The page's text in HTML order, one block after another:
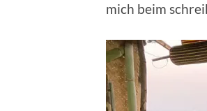
mich beim